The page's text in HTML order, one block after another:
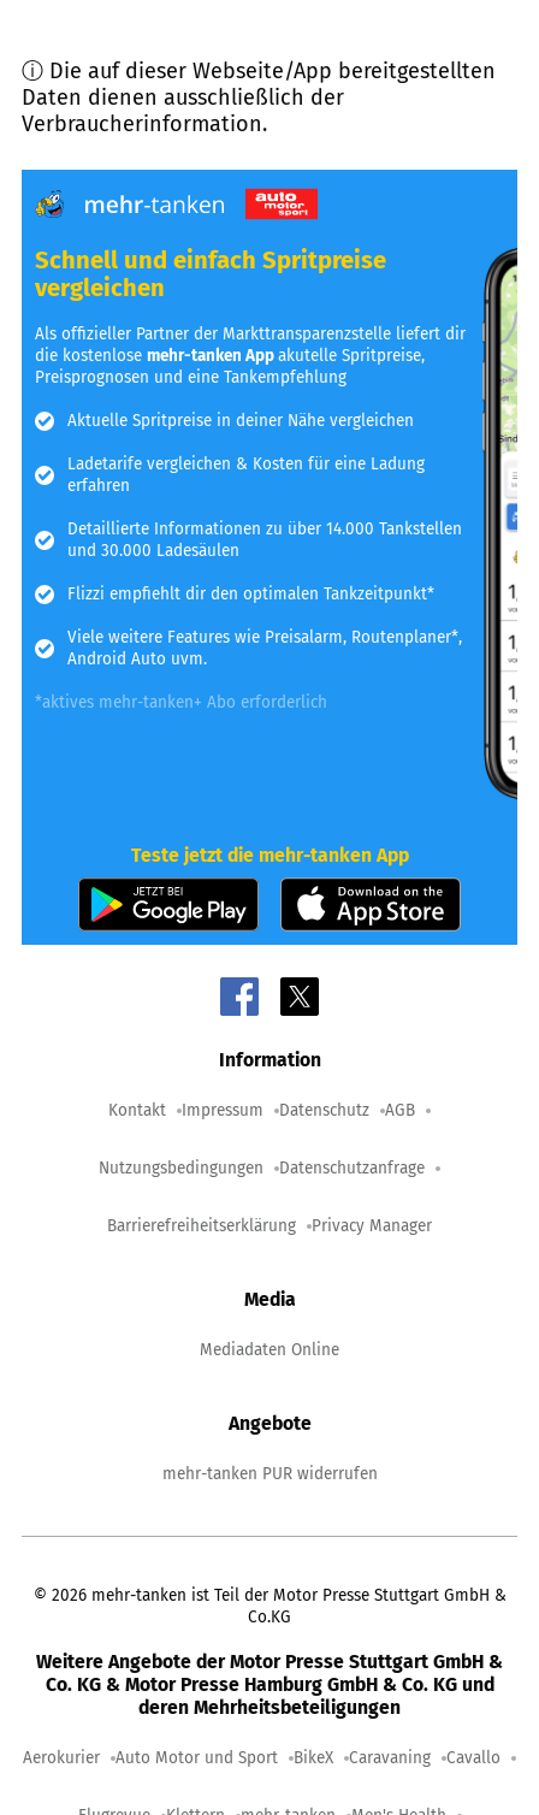
ⓘ Die auf dieser Webseite/App bereitgestellten
Daten dienen ausschließlich der
Verbraucherinformation.
Schnell und einfach Spritpreise
vergleichen
Als offizieller Partner der Markttransparenzstelle liefert dir
die kostenlosemehr-tanken Appakutelle Spritpreise,
Preisprognosen und eine Tankempfehlung
Aktuelle Spritpreise in deiner Nähe vergleichen
Ladetarife vergleichen & Kosten für eine Ladung
erfahren
Detaillierte Informationen zu über 14.000 Tankstellen
und 30.000 Ladesäulen
Flizzi empfiehlt dir den optimalen Tankzeitpunkt*
Viele weitere Features wie Preisalarm, Routenplaner*,
Android Auto uvm.
*aktives mehr-tanken+ Abo erforderlich
Teste jetzt die mehr-tanken App
Information
Kontakt Impressum Datenschutz AGB
Nutzungsbedingungen Datenschutzanfrage
Barrierefreiheitserklärung Privacy Manager
Media
Mediadaten Online
Angebote
mehr-tanken PUR widerrufen
© 2026 mehr-tanken ist Teil der Motor Presse Stuttgart GmbH &
Co.KG
Weitere Angebote der Motor Presse Stuttgart GmbH &
Co. KG & Motor Presse Hamburg GmbH & Co. KG und
deren Mehrheitsbeteiligungen
Aerokurier Auto Motor und Sport BikeX Caravaning Cavallo